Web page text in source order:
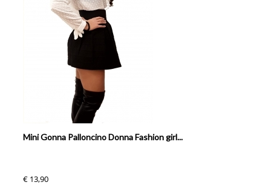
Mini Gonna Palloncino Donna Fashion girl...
€ 13,90